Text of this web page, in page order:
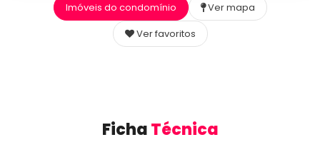
Imóveis do condomínio
Ver mapa
Ver favoritos
FichaTécnica